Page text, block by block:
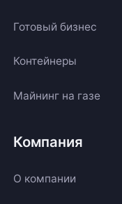
Готовый бизнес
Контейнеры
Майнинг на газе
Компания
О компании